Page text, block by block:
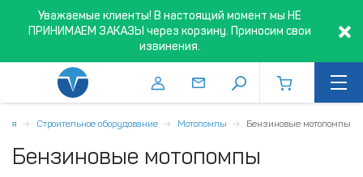
Уважаемые клиенты! В настоящий момент мы НЕ
ПРИНИМАЕМ ЗАКАЗЫ через корзину. Приносим свои
извинения.
Строительное оборудование Мотопомпы Бензиновые мотопомпы
Бензиновые мотопомпы